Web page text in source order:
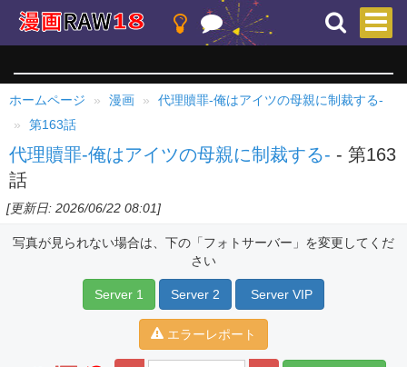
ホームページ 漫画
代理贖罪-俺はアイツの母親に制裁する-
第163話
代理贖罪-俺はアイツの母親に制裁する- - 第163
話
[更新日: 2026/06/22 08:01]
写真が見られない場合は、下の「フォトサーバー」を変更してくだ
さい
Server 1 Server 2 Server VIP
エラーレポート